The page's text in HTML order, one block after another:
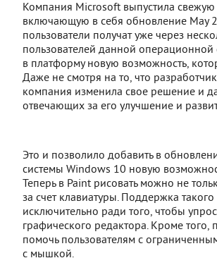
Компания Microsoft выпустила
включающую в себя обновление May
пользователи получат уже через
пользователей данной
в платформу новую возможность,
Даже не смотря на то, что
компания изменила свое решение и
отвечающих за его улучшение и
Это и позволило добавить в
системы Windows 10 новую
Теперь в Paint рисовать можно не
за счет клавиатуры. Поддержка
исключительно ради того, чтобы
графического редактора. Кроме
помочь пользователям с
с мышкой.